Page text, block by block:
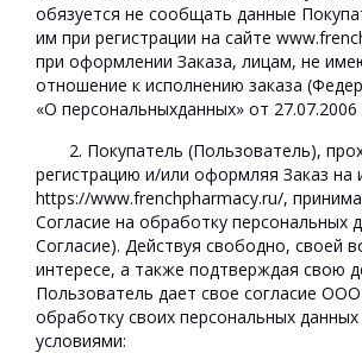
обязуется не сообщать данные
им при регистрации на сайте
при оформлении Заказа, лицам, не
отношение к исполнению заказа
«О персональныхданных» от
2. Покупатель (Пользователь),
регистрацию и/или оформляя Заказ на
https://www.frenchpharmacy.ru/,
Согласие на обработку персональных
Согласие). Действуя свободно, своей
интересе, а также подтверждая свою
Пользователь дает свое согласие
обработку своих персональных
условиями: